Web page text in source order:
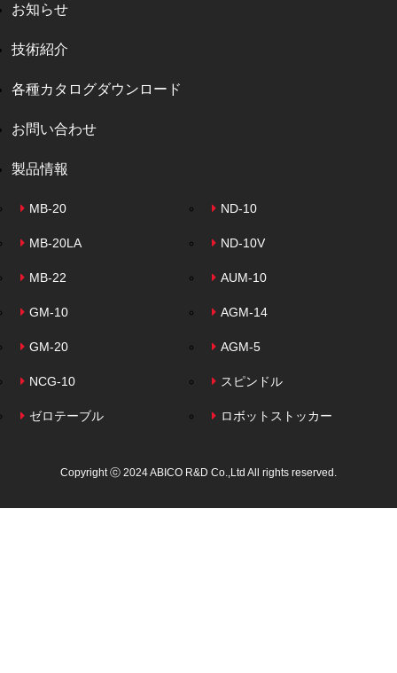
お知らせ
技術紹介
各種カタログダウンロード
お問い合わせ
製品情報
MB-20 ND-10
MB-20LA ND-10V
MB-22 AUM-10
GM-10 AGM-14
GM-20 AGM-5
NCG-10 スピンドル
ゼロテーブル ロボットストッカー
Copyright ⓒ 2024 ABICO R&D Co.,Ltd All rights reserved.